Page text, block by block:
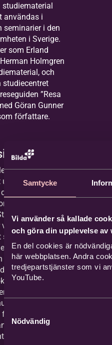
Samtycke
Vi använder så kallade
och göra din upplevelse av
En del cookies är
här webbplatsen. Andra
tredjepartstjänster som vi
YouTube.
Samtyckesval
Nödvändig
studiematerial
användas i
seminarier i den
i Sverige.
som Erland
Holmgren
och
studiecentret
”Resa
Göran Gunner
författare.
har haft sin
ett
resor med
FS, som 2003
år, liksom för
som pågått på
Jerusalem som
vi förstå mer av
och vår historia”
av
från 2016, som
verksamheten.
1989 känns igen.
27 år senare